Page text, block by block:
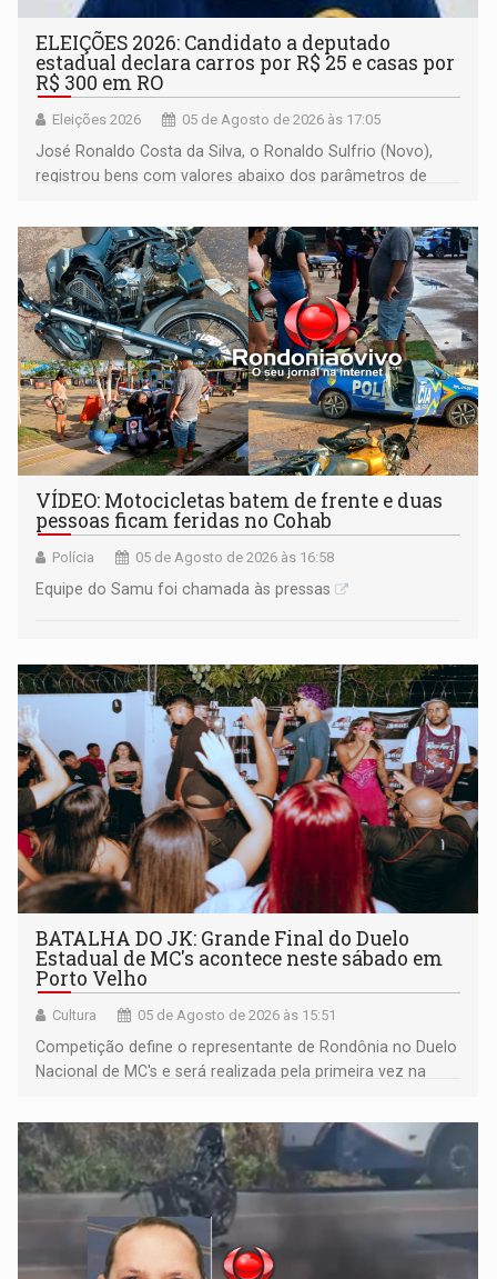
ELEIÇÕES 2026: Candidato a deputado
estadual declara carros por R$ 25 e casas por
R$ 300 em RO
Eleições 2026 05 de Agosto de 2026 às 17:05
José Ronaldo Costa da Silva, o Ronaldo Sulfrio (Novo),
registrou bens com valores abaixo dos parâmetros de
milhões
VÍDEO: Motocicletas batem de frente e duas
pessoas ficam feridas no Cohab
Polícia 05 de Agosto de 2026 às 16:58
Equipe do Samu foi chamada às pressas
BATALHA DO JK: Grande Final do Duelo
Estadual de MC's acontece neste sábado em
Porto Velho
Cultura 05 de Agosto de 2026 às 15:51
Competição define o representante de Rondônia no Duelo
Nacional de MC's e será realizada pela primeira vez na